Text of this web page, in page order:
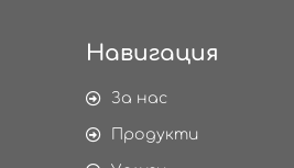
Навигация
За нас
Продукти